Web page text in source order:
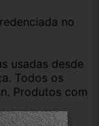
no
usadas desde
Todos os
Produtos com